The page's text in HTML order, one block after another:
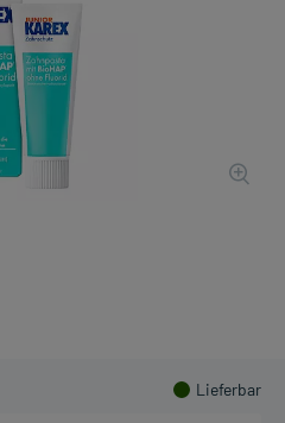
Lieferbar